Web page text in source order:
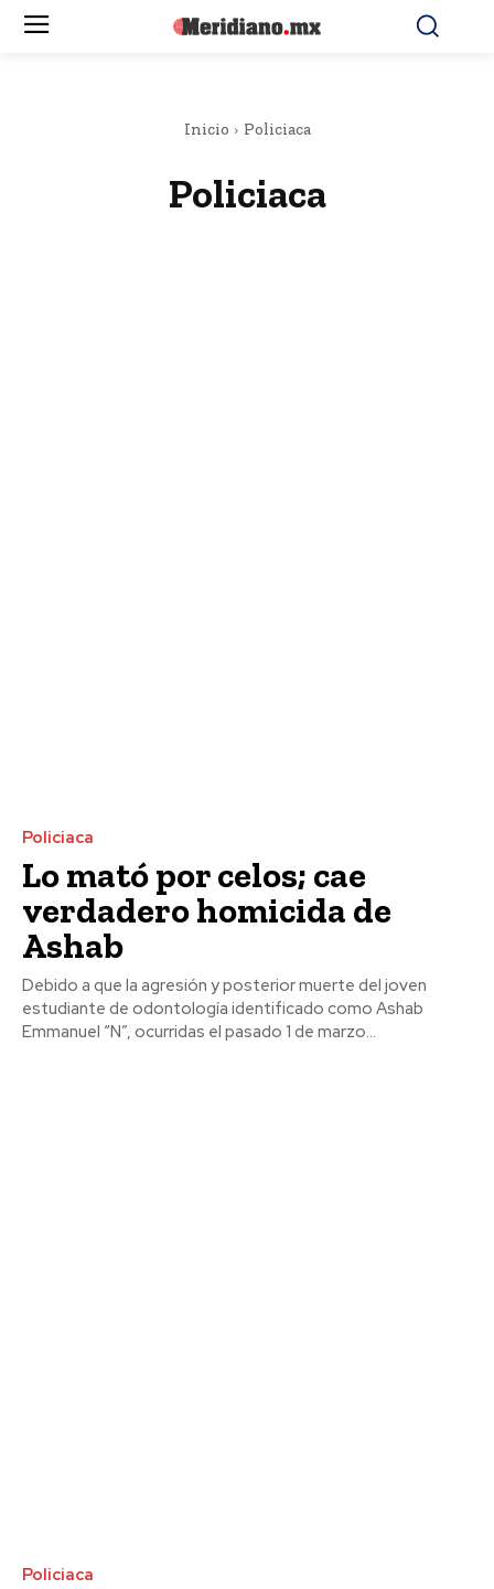
Inicio Policiaca
Policiaca
Policiaca
Lo mató por celos; cae
verdadero homicida de
Ashab
Debido a que la agresión y posterior muerte del joven
estudiante de odontología identificado como Ashab
Emmanuel “N”, ocurridas el pasado 1 de marzo...
Policiaca